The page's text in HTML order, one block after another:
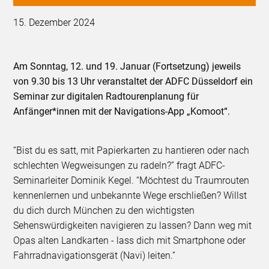
15. Dezember 2024
Am Sonntag, 12. und 19. Januar (Fortsetzung) jeweils
von 9.30 bis 13 Uhr veranstaltet der ADFC Düsseldorf ein
Seminar zur digitalen Radtourenplanung für
Anfänger*innen mit der Navigations-App „Komoot“.
“Bist du es satt, mit Papierkarten zu hantieren oder nach
schlechten Wegweisungen zu radeln?” fragt ADFC-
Seminarleiter Dominik Kegel. “Möchtest du Traumrouten
kennenlernen und unbekannte Wege erschließen? Willst
du dich durch München zu den wichtigsten
Sehenswürdigkeiten navigieren zu lassen? Dann weg mit
Opas alten Landkarten - lass dich mit Smartphone oder
Fahrradnavigationsgerät (Navi) leiten.”